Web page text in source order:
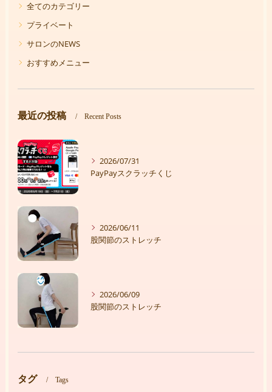
全てのカテゴリー
プライベート
サロンのNEWS
おすすめメニュー
最近の投稿 Recent Posts
2026/07/31
PayPayスクラッチくじ
2026/06/11
股関節のストレッチ
2026/06/09
股関節のストレッチ
タグ Tags